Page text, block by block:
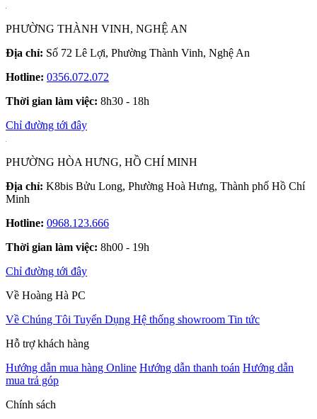
PHƯỜNG THÀNH VINH, NGHỆ AN
Địa chỉ: Số 72 Lê Lợi, Phường Thành Vinh, Nghệ An
Hotline: 0356.072.072
Thời gian làm việc: 8h30 - 18h
Chỉ đường tới đây
PHƯỜNG HÒA HƯNG, HỒ CHÍ MINH
Địa chỉ: K8bis Bửu Long, Phường Hoà Hưng, Thành phố Hồ Chí
Minh
Hotline: 0968.123.666
Thời gian làm việc: 8h00 - 19h
Chỉ đường tới đây
Về Hoàng Hà PC
Về Chúng Tôi Tuyển Dụng Hệ thống showroom Tin tức
Hỗ trợ khách hàng
Hướng dẫn mua hàng Online Hướng dẫn thanh toán Hướng dẫn
mua trả góp
Chính sách